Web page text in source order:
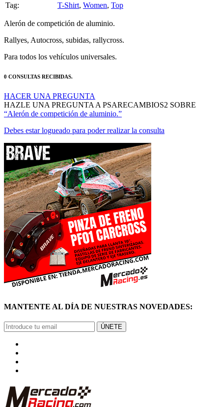
Tag:
T-Shirt, Women, Top
Alerón de competición de aluminio.
Rallyes, Autocross, subidas, rallycross.
Para todos los vehículos universales.
0 CONSULTAS RECIBIDAS.
HACER UNA PREGUNTA
HAZLE UNA PREGUNTA A PSARECAMBIOS2 SOBRE
“Alerón de competición de aluminio.”
Debes estar logueado para poder realizar la consulta
MANTENTE AL DÍA DE NUESTRAS NOVEDADES:
ÚNETE